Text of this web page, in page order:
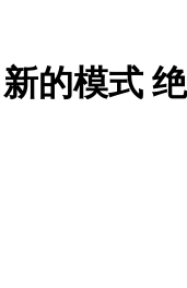
的模式